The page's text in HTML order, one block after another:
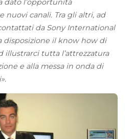
dato l’opportunità
nuovi canali. Tra gli altri, ad
da Sony International
disposizione il know how di
illustrarci tutta l’attrezzatura
e alla messa in onda di